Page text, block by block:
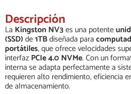
Descripción
La Kingston NV3es una potente
(SSD)de1TBdiseñada para
portátiles, que ofrece velocidades
interfazPCIe 4.0 NVMe. Con un
interna se adapta perfectamente a
requieren alto rendimiento, eficiencia
de almacenamiento.